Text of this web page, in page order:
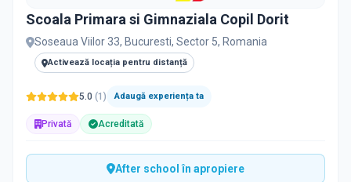
Scoala Primara si Gimnaziala Copil Dorit
Soseaua Viilor 33, Bucuresti, Sector 5, Romania
Activează locația pentru distanță
5.0 (1 ) Adaugă experiența ta
Privată Acreditată
After school în apropiere